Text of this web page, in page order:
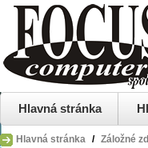
Hlavná stránka
Hlavná stránka / Záložné